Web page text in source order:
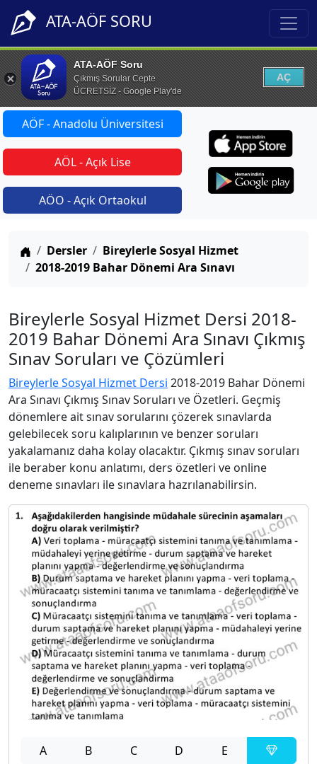
ATA-AÖF SORU
ATA-AÖF Soru
Çıkmış Sorular Cepte
ÜCRETSİZ - Google Play'de
AÇ
AÖF - Anadolu Üniversitesi
AÖL - Açık Lise
AÖO - Açık Ortaokul
Anasayfa
Dersler
Bireylerle Sosyal Hizmet
2018-2019 Bahar Dönemi Ara Sınavı
Bireylerle Sosyal Hizmet Dersi 2018-
2019 Bahar Dönemi Ara Sınavı Çıkmış
Sınav Soruları ve Çözümleri
Bireylerle Sosyal Hizmet Dersi 2018-2019 Bahar Dönemi
Ara Sınavı Çıkmış Sınav Soruları ve Özetleri. Geçmiş
dönemlere ait sınav sorularını çözerek sınavlarda
gelebilecek soru kalıplarının ve benzer soruları
yakalamanız daha kolay olacaktır. Çıkmış sınav soruları
ile beraber konu anlatımı, ders özetleri ve online
deneme sınavları ile sınavlara hazrılanabilirsin.
A B C D E